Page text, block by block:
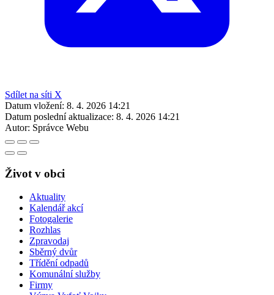
Sdílet na síti X
Datum vložení: 8. 4. 2026 14:21
Datum poslední aktualizace: 8. 4. 2026 14:21
Autor: Správce Webu
Život v obci
Aktuality
Kalendář akcí
Fotogalerie
Rozhlas
Zpravodaj
Sběrný dvůr
Třídění odpadů
Komunální služby
Firmy